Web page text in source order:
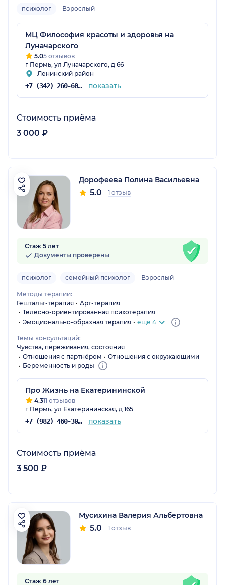
психолог Взрослый
МЦ Философия красоты и здоровья на
Луначарского
5.05 отзывов
г Пермь, ул Луначарского, д 66
Ленинский район
+7 (342) 260-60-60 показать
Стоимость приёма
3 000 ₽
Дорофеева Полина Васильевна
5.0 1 отзыв
Стаж 5 лет
Документы проверены
психолог семейный психолог Взрослый
Методы терапии:
Гештальт-терапия
Арт-терапия
Телесно-ориентированная психотерапия
Эмоционально-образная терапия
еще 4
Темы консультаций:
Чувства, переживания, состояния
Отношения с партнёром
Отношения с окружающими
Беременность и роды
Про Жизнь на Екатерининской
4.311 отзывов
г Пермь, ул Екатерининская, д 165
+7 (982) 460-30-30 показать
Стоимость приёма
3 500 ₽
Мусихина Валерия Альбертовна
5.0 1 отзыв
Стаж 6 лет